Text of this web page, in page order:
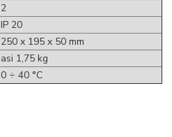
2
IP 20
250 x 195 x 50 mm
asi 1,75 kg
0 ÷ 40 °C